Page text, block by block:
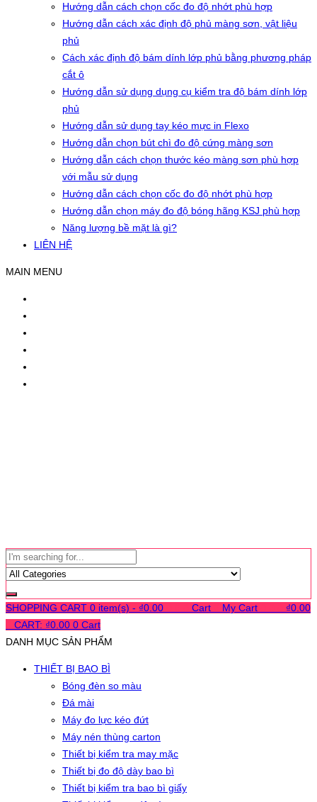
Hướng dẫn cách chọn cốc đo độ nhớt phù hợp
Hướng dẫn cách xác định độ phủ màng sơn, vật liệu
phủ
Cách xác định độ bám dính lớp phủ bằng phương pháp
cắt ô
Hướng dẫn sử dụng dụng cụ kiểm tra độ bám dính lớp
phủ
Hướng dẫn sử dụng tay kéo mực in Flexo
Hướng dẫn chọn bút chì đo độ cứng màng sơn
Hướng dẫn cách chọn thước kéo màng sơn phù hợp
với mẫu sử dụng
Hướng dẫn cách chọn cốc đo độ nhớt phù hợp
Hướng dẫn chọn máy đo độ bóng hãng KSJ phù hợp
Năng lượng bề mặt là gì?
LIÊN HỆ
MAIN MENU
SHOPPING CART 0 item(s) - ₫0.00 Cart My Cart ₫0.00
CART: ₫0.00 0 Cart
DANH MỤC SẢN PHẨM
THIẾT BỊ BAO BÌ
Bóng đèn so màu
Đá mài
Máy đo lực kéo đứt
Máy nén thùng carton
Thiết bị kiểm tra may mặc
Thiết bị đo độ dày bao bì
Thiết bị kiểm tra bao bì giấy